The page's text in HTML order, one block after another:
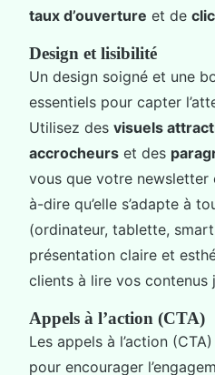
taux d’ouverture et de
Design et lisibilité
Un design soigné et une
essentiels pour capter
Utilisez des visuels
accrocheurs et des
vous que votre newsletter
à-dire qu’elle s’adapte à
(ordinateur, tablette,
présentation claire et
clients à lire vos contenus
Appels à l’action (CTA)
Les appels à l’action
pour encourager